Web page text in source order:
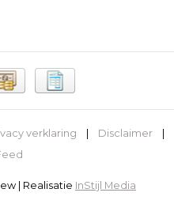
verklaring Disclaimer
| Realisatie InStijl Media